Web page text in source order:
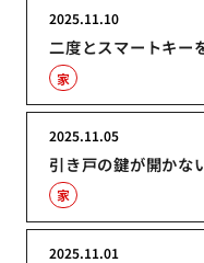
二度とスマートキー
2025.11.10
家
引き戸の鍵が開かな
2025.11.05
家
2025.11.01